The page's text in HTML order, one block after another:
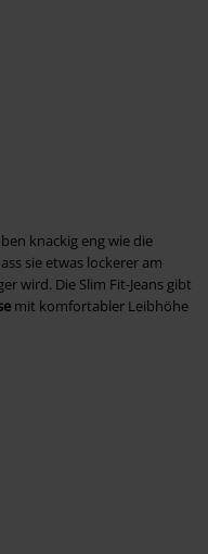
knackig eng wie die
sie etwas lockerer am
wird. Die Slim Fit-Jeans gibt
mit komfortabler Leibhöhe